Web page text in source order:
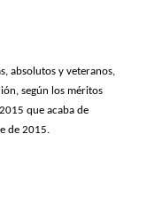
absolutos y veteranos,
según los méritos
que acaba de
de 2015.